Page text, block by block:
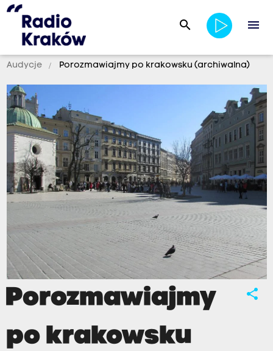
search menu
Audycje Porozmawiajmy po krakowsku (archiwalna)
share
Porozmawiajmy
po krakowsku